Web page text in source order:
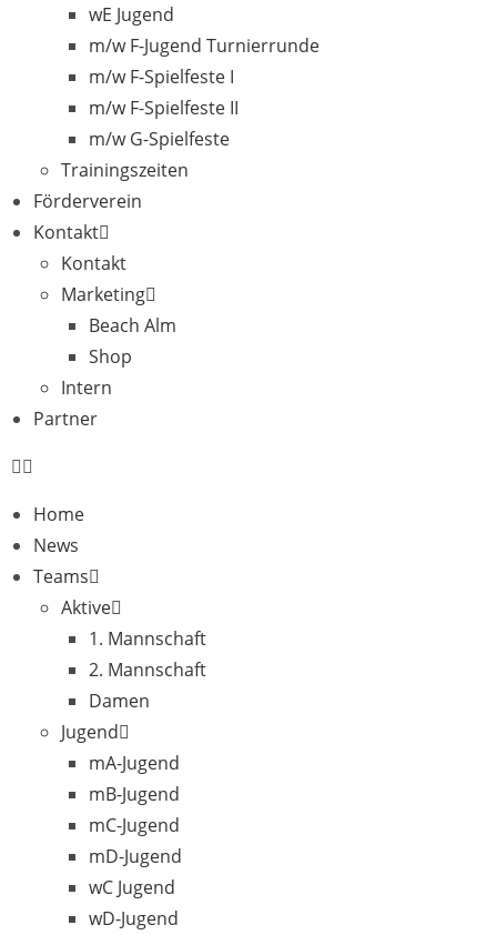
wE Jugend
m/w F-Jugend Turnierrunde
m/w F-Spielfeste I
m/w F-Spielfeste II
m/w G-Spielfeste
Trainingszeiten
Förderverein
Kontakt
Kontakt
Marketing
Beach Alm
Shop
Intern
Partner
Home
News
Teams
Aktive
1. Mannschaft
2. Mannschaft
Damen
Jugend
mA-Jugend
mB-Jugend
mC-Jugend
mD-Jugend
wC Jugend
wD-Jugend